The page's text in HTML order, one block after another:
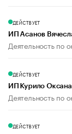
ДЕЙСТВУЕТ
ИП Асанов
Деятельность по
ДЕЙСТВУЕТ
ИП Курило
Деятельность по
ДЕЙСТВУЕТ